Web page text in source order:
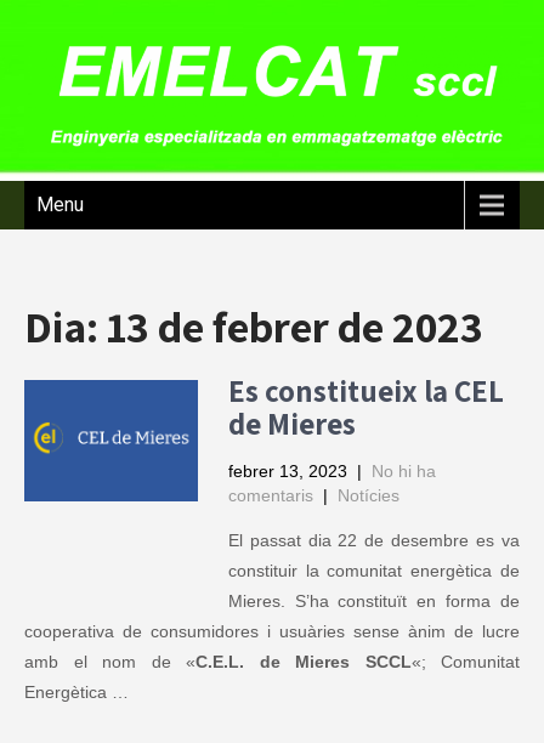
Menu
Dia: 13 de febrer de 2023
Es constitueix la CEL
de Mieres
febrer 13, 2023 | No hi ha
comentaris | Notícies
El passat dia 22 de desembre es va
constituir la comunitat energètica de
Mieres. S’ha constituït en forma de
cooperativa de consumidores i usuàries sense ànim de lucre
amb el nom de «C.E.L. de Mieres SCCL«; Comunitat
Energètica …